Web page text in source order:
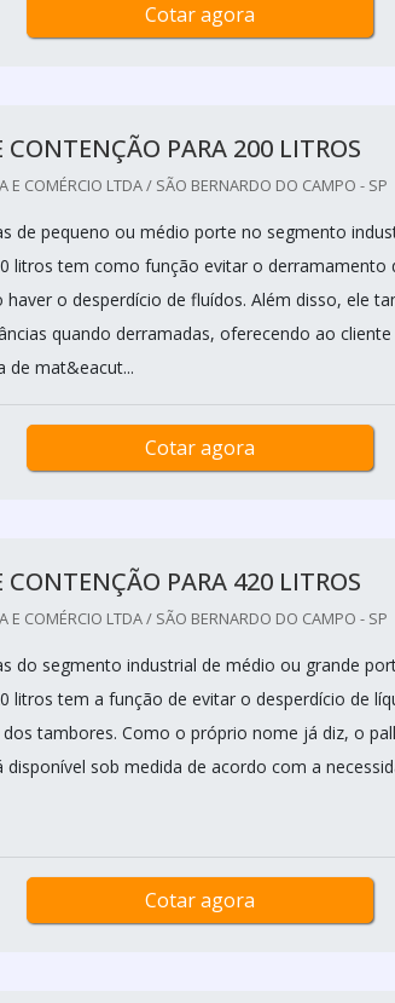
Cotar agora
CONTENÇÃO PARA 200 LITROS
E COMÉRCIO LTDA / SÃO BERNARDO DO CAMPO - SP
de pequeno ou médio porte no segmento
litros tem como função evitar o derramamento
o desperdício de fluídos. Além disso, ele
quando derramadas, oferecendo ao
de mat&eacut...
Cotar agora
CONTENÇÃO PARA 420 LITROS
E COMÉRCIO LTDA / SÃO BERNARDO DO CAMPO - SP
do segmento industrial de médio ou grande
litros tem a função de evitar o desperdício de
tambores. Como o próprio nome já diz, o
disponível sob medida de acordo com a
Cotar agora